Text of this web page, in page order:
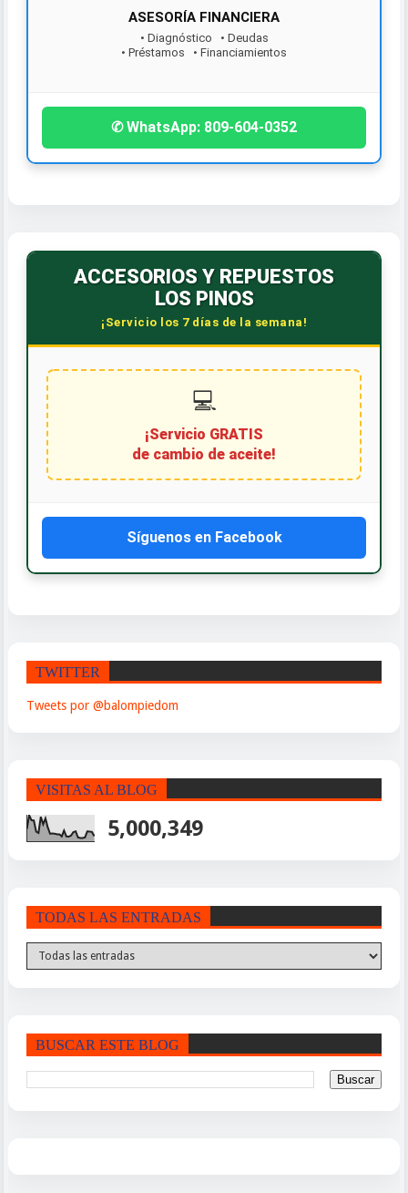
ASESORÍA FINANCIERA
• Diagnóstico • Deudas
• Préstamos • Financiamientos
¡Contáctanos hoy!
✆ WhatsApp: 809-604-0352
ACCESORIOS Y REPUESTOS
LOS PINOS
¡Servicio los 7 días de la semana!
💻
¡Servicio GRATIS
de cambio de aceite!
Síguenos en Facebook
TWITTER
Tweets por @balompiedom
VISITAS AL BLOG
5,000,349
TODAS LAS ENTRADAS
BUSCAR ESTE BLOG